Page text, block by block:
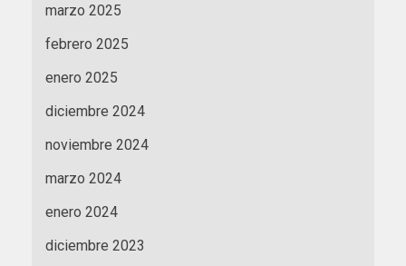
marzo 2025
febrero 2025
enero 2025
diciembre 2024
noviembre 2024
marzo 2024
enero 2024
diciembre 2023